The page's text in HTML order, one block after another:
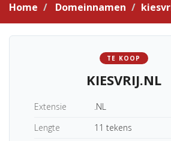
Home Domeinnamen
TE KOOP
KIESVRIJ.NL
Extensie
.NL
Lengte
11 tekens